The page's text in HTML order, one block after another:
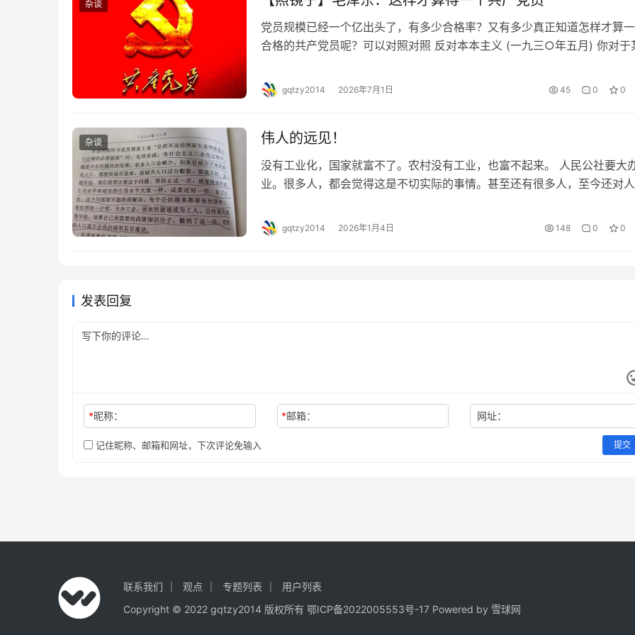
杂谈
党员规模已经一个亿出头了，有多少合格率？又有多少真正知道怎样才算
合格的共产党员呢？可以对照对照 反对本本主义 (一九三○年五月) 你对于
蛮。你对那个问题的现实情况和历史情况既然没有调查，不知底里，对于那
问题的发言便一定是瞎说一顿。瞎说一顿之不能解决问题是大家明了的，那
gqtzy2014 2026年7月1日 45 0 0
杂谈 伟人的远见！
没有工业化，国家就富不了。农村没有工业，也富不起来。 人民公社要大
业。很多人，都会觉得这是不切实际的事情。甚至还有很多人，至今还对人
真实数据支撑，也会被牛鬼蛇神攻击，被称为左棍或毛左。 这是中国的悲哀
也是历史的悲哀。我们的历史教育出了问题，教科书出了问题，部分老师认
gqtzy2014 2026年1月4日 148 0 0
发表回复
*昵称： *邮箱： 网址：
记住昵称、邮箱和网址，下次评论免输入 提交
联系我们 观点 专题列表
用户列表
Copyright © 2022 gqtzy2014 版权所有 鄂ICP备2022005553号-17 Powered by 雪球网